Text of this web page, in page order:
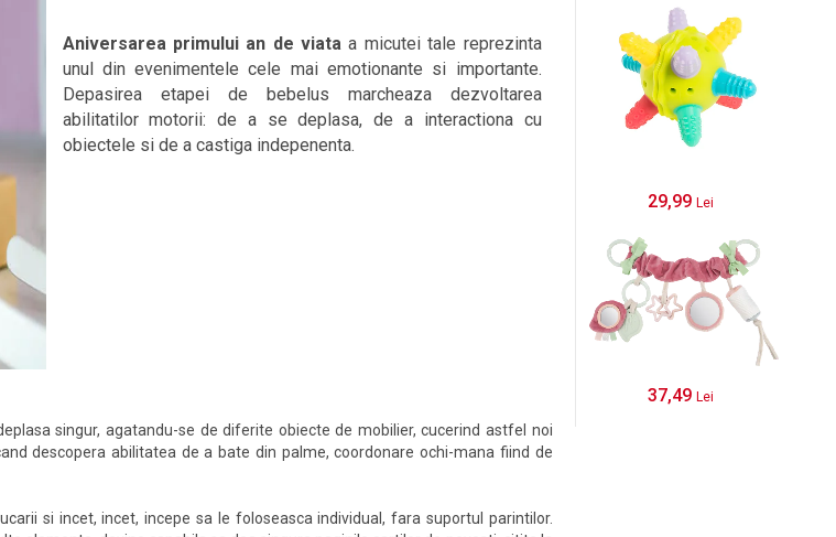
Aniversarea primului an de viata a micutei tale reprezinta
unul din evenimentele cele mai emotionante si importante.
Depasirea etapei de bebelus marcheaza dezvoltarea
abilitatilor motorii: de a se deplasa, de a interactiona cu
obiectele si de a castiga indepenenta.
singur, agatandu-se de diferite obiecte de mobilier, cucerind astfel noi
descopera abilitatea de a bate din palme, coordonare ochi-mana fiind de
si incet, incet, incepe sa le foloseasca individual, fara suportul parintilor.
29,99 Lei
37,49 Lei